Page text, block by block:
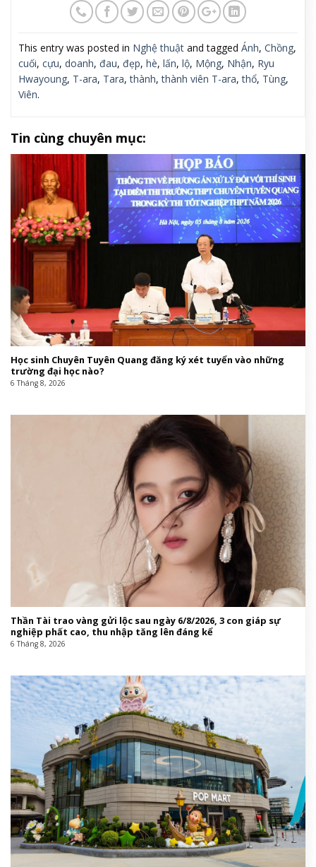
This entry was posted in Nghệ thuật and tagged Ánh, Chồng,
cuối, cựu, doanh, đau, đẹp, hè, lấn, lộ, Mộng, Nhận, Ryu
Hwayoung, T-ara, Tara,thành,thành viên T-ara,thổ, Tùng,
Viên.
Tin cùng chuyên mục:
Học sinh Chuyên Tuyên Quang đăng ký xét tuyển vào những
trường đại học nào?
6 Tháng 8, 2026
Thần Tài trao vàng gửi lộc sau ngày 6/8/2026, 3 con giáp sự
nghiệp phất cao, thu nhập tăng lên đáng kể
6 Tháng 8, 2026